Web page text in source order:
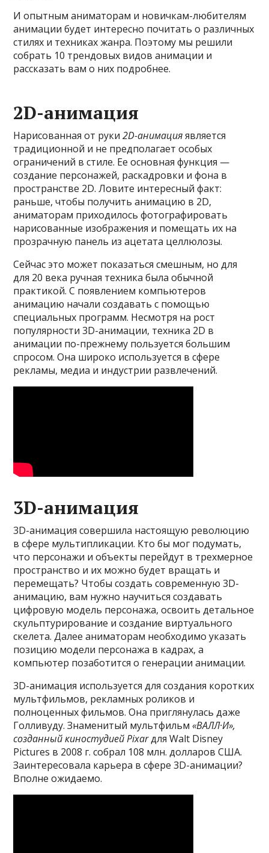
И опытным аниматорам и новичкам-любителям
анимации будет интересно почитать о различных
стилях и техниках жанра. Поэтому мы решили
собрать 10 трендовых видов анимации и
рассказать вам о них подробнее.
2D-анимация
Нарисованная от руки2D-анимацияявляется
традиционной и не предполагает особых
ограничений в стиле. Ее основная функция —
создание персонажей, раскадровки и фона в
пространстве 2D. Ловите интересный факт:
раньше, чтобы получить анимацию в 2D,
аниматорам приходилось фотографировать
нарисованные изображения и помещать их на
прозрачную панель из ацетата целлюлозы.
Сейчас это может показаться смешным, но для
для 20 века ручная техника была обычной
практикой. С появлением компьютеров
анимацию начали создавать с помощью
специальных программ. Несмотря на рост
популярности 3D-анимации, техника 2D в
анимации по-прежнему пользуется большим
спросом. Она широко используется в сфере
рекламы, медиа и индустрии развлечений.
3D-анимация
3D-анимация совершила настоящую революцию
в сфере мультипликации. Кто бы мог подумать,
что персонажи и объекты перейдут в трехмерное
пространство и их можно будет вращать и
перемещать? Чтобы создать современную 3D-
анимацию, вам нужно научиться создавать
цифровую модель персонажа, освоить детальное
скульптурирование и создание виртуального
скелета. Далее аниматорам необходимо указать
позицию модели персонажа в кадрах, а
компьютер позаботится о генерации анимации.
3D-анимация используется для создания коротких
мультфильмов, рекламных роликов и
полноценных фильмов. Она приглянулась даже
Голливуду. Знаменитый мультфильм«ВАЛЛ·И»,
созданный киностудией Pixarдля Walt Disney
Pictures в 2008 г. собрал 108 млн. долларов США.
Заинтересовала карьера в сфере 3D-анимации?
Вполне ожидаемо.